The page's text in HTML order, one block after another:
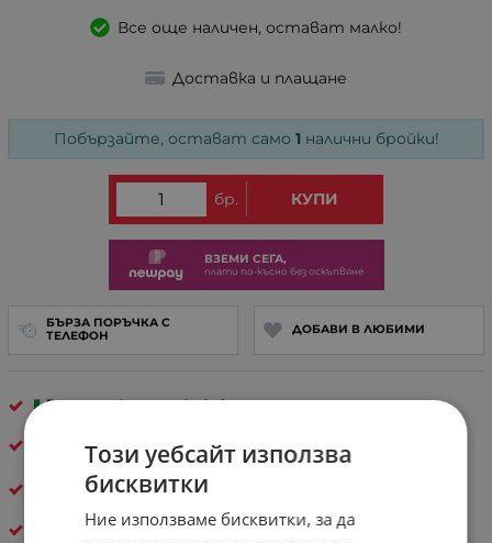
Все още наличен, остават малко!
Доставка и плащане
Побързайте, остават само 1налични бройки!
бр. КУПИ
ВЗЕМИ СЕГА,
плати по-късно без оскъпвяне
БЪРЗА ПОРЪЧКА С
ТЕЛЕФОН
ДОБАВИ В ЛЮБИМИ
Произведено въвФлоренция, Италия
следвщият!
30 дни спокойствие
твоето
Естествена кожа
Този уебсайт използва
бисквитки
Ние използваме бисквитки, за да